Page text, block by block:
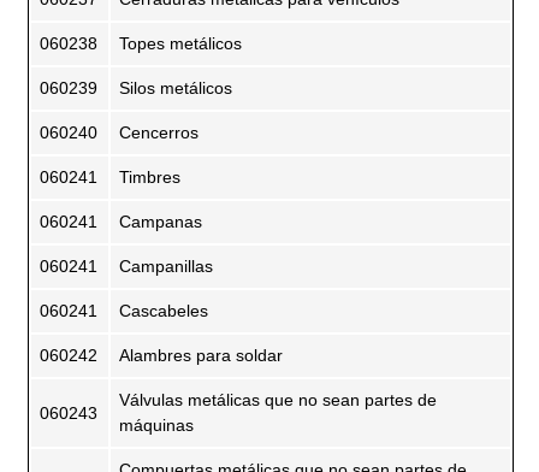
060238 Topes metálicos
060239 Silos metálicos
060240 Cencerros
060241 Timbres
060241 Campanas
060241 Campanillas
060241 Cascabeles
060242 Alambres para soldar
060243
Válvulas metálicas que no sean partes de
máquinas